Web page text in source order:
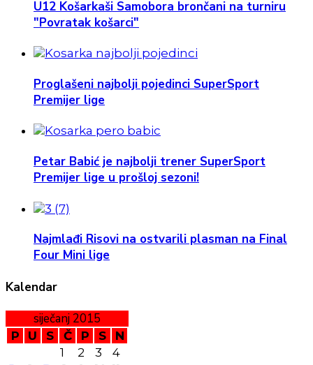
U12 Košarkaši Samobora brončani na turniru
"Povratak košarci"
Proglašeni najbolji pojedinci SuperSport
Premijer lige
Petar Babić je najbolji trener SuperSport
Premijer lige u prošloj sezoni!
Najmlađi Risovi na ostvarili plasman na Final
Four Mini lige
Kalendar
siječanj 2015
P U S Č P S
N
1
2 3
4